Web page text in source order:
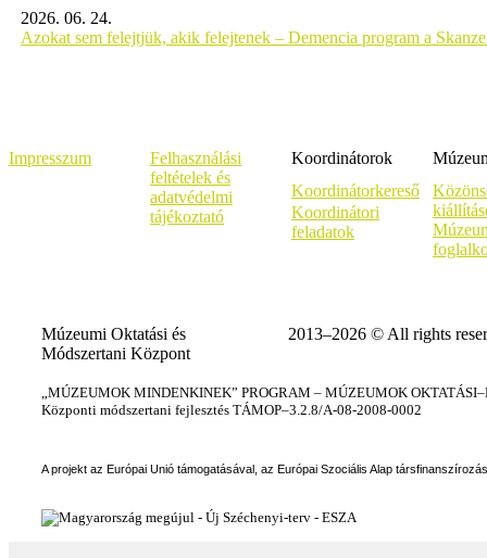
2026. 06. 24.
Azokat sem felejtjük, akik felejtenek – Demencia program a
Impresszum
Felhasználási
feltételek és
adatvédelmi
tájékoztató
Koordinátorok
Koordinátorkereső
Koordinátori
feladatok
Múzeumi Oktatási és
Módszertani Központ
2013–2026 © All rights
„MÚZEUMOK MINDENKINEK” PROGRAM – MÚZEUMOK
Központi módszertani fejlesztés TÁMOP–3.2.8/A-08-2008-0002
A projekt az Európai Unió támogatásával, az Európai Szociális Alap